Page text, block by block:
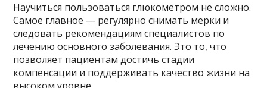
Научиться пользоваться глюкометром не сложно.
Самое главное — регулярно снимать мерки и
следовать рекомендациям специалистов по
лечению основного заболевания. Это то, что
позволяет пациентам достичь стадии
компенсации и поддерживать качество жизни на